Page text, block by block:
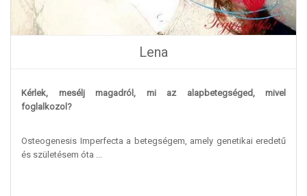
Lena
Kérlek, mesélj magadról, mi az alapbetegséged, mivel
foglalkozol?
Osteogenesis Imperfecta a betegségem, amely genetikai eredetű
és születésem óta ...